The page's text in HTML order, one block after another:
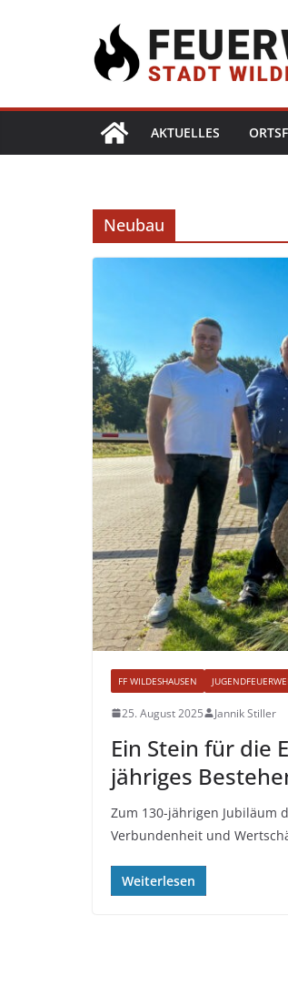
AKTUELLES
Neubau
FF WILDESHAUSEN
25. August 2025 Jannik Stiller
Ein Stein für die
jähriges
Zum 130-jährigen Jubiläum
Verbundenheit und
Weiterlesen